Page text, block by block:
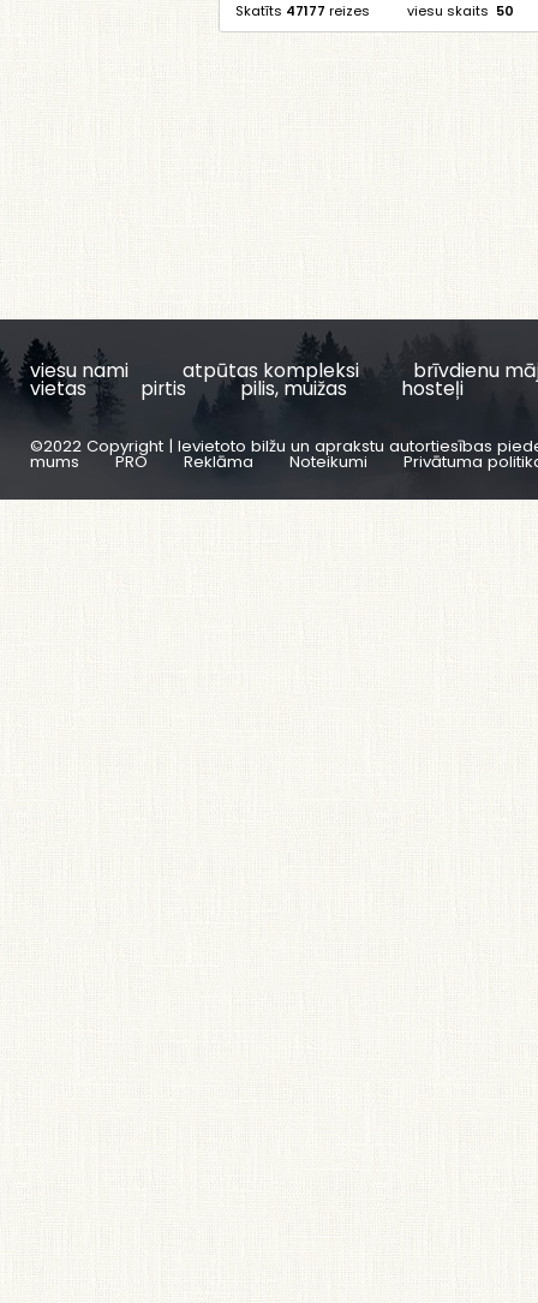
Skatīts 47177 reizes viesu skaits 50
viesu nami atpūtas kompleksi brīvdienu
vietas pirtis pilis, muižas hosteļi
©2022 Copyright | Ievietoto bilžu un aprakstu autortiesības
mums PRO Reklāma Noteikumi Privātuma